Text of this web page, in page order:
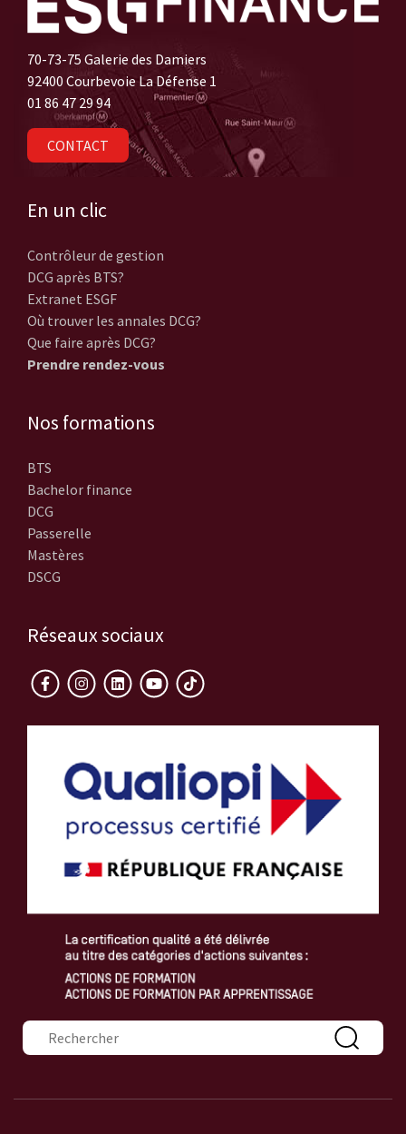
70-73-75 Galerie des Damiers
92400 Courbevoie La Défense 1
01 86 47 29 94
CONTACT
En un clic
Contrôleur de gestion
DCG après BTS?
Extranet ESGF
Où trouver les annales DCG?
Que faire après DCG?
Prendre rendez-vous
Nos formations
BTS
Bachelor finance
DCG
Passerelle
Mastères
DSCG
Réseaux sociaux
Formulaire de recherche